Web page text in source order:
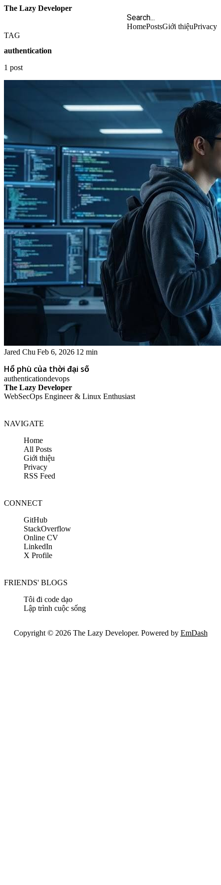
The Lazy Developer
HomePostsGiới thiệuPrivacy
TAG
authentication
1 post
Jared Chu Feb 6, 2026 12 min
Hổ phù của thời đại số
authenticationdevops
The Lazy Developer
WebSecOps Engineer & Linux Enthusiast
NAVIGATE
Home
All Posts
Giới thiệu
Privacy
RSS Feed
CONNECT
GitHub
StackOverflow
Online CV
LinkedIn
X Profile
FRIENDS' BLOGS
Tôi đi code dạo
Lập trình cuộc sống
Copyright © 2026 The Lazy Developer. Powered by EmDash